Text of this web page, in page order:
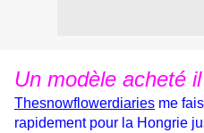
Un modèle acheté
Thesnowflowerdiaries me
rapidement pour la Hongrie